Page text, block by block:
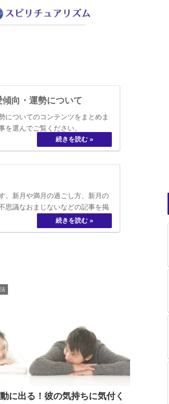
向・運勢について
についてのコンテンツをまとめま
を選んでご覧ください。
。新月や満月の過ごし方、新月の
思議なおまじないなどの記事を掲
に出る！彼の気持ちに気付く